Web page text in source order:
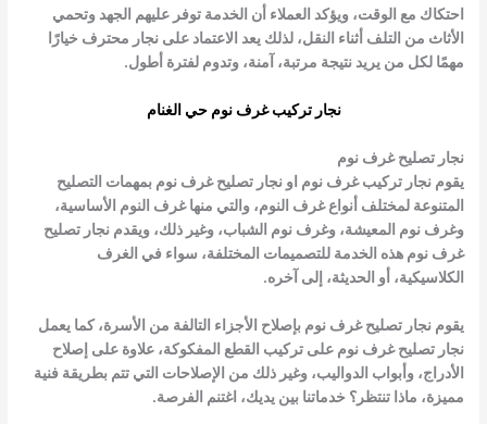
احتكاك مع الوقت، ويؤكد العملاء أن الخدمة توفر عليهم الجهد وتحمي
الأثاث من التلف أثناء النقل، لذلك يعد الاعتماد على نجار محترف خيارًا
مهمًا لكل من يريد نتيجة مرتبة، آمنة، وتدوم لفترة أطول.
نجار تركيب غرف نوم حي الغنام
نجار تصليح غرف نوم
يقوم نجار تركيب غرف نوم اونجار تصليح غرف نوم بمهمات التصليح
المتنوعة لمختلف أنواع غرف النوم، والتي منها غرف النوم الأساسية،
وغرف نوم المعيشة، وغرف نوم الشباب، وغير ذلك، ويقدمنجار تصليح
غرف نوم هذه الخدمة للتصميمات المختلفة، سواء في الغرف
الكلاسيكية، أو الحديثة، إلى آخره.
يقومنجار تصليح غرف نوم بإصلاح الأجزاء التالفة من الأسرة، كما يعمل
نجار تصليح غرف نوم على تركيب القطع المفكوكة، علاوة على إصلاح
الأدراج، وأبواب الدواليب، وغير ذلك من الإصلاحات التي تتم بطريقة فنية
مميزة، ماذا تنتظر؟ خدماتنا بين يديك، اغتنم الفرصة.